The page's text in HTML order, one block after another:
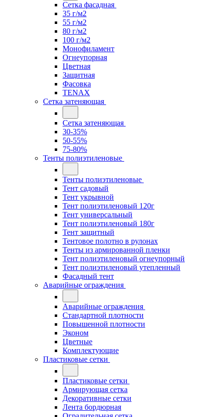
Сетка фасадная
35 г/м2
55 г/м2
80 г/м2
100 г/м2
Монофиламент
Огнеупорная
Цветная
Защитная
Фасовка
TENAX
Сетка затеняющая
Сетка затеняющая
30-35%
50-55%
75-80%
Тенты полиэтиленовые
Тенты полиэтиленовые
Тент садовый
Тент укрывной
Тент полиэтиленовый 120г
Тент универсальный
Тент полиэтиленовый 180г
Тент защитный
Тентовое полотно в рулонах
Тенты из армированной пленки
Тент полиэтиленовый огнеупорный
Тент полиэтиленовый утепленный
Фасадный тент
Аварийные ограждения
Аварийные ограждения
Стандартной плотности
Повышенной плотности
Эконом
Цветные
Комплектующие
Пластиковые сетки
Пластиковые сетки
Армирующая сетка
Декоративные сетки
Лента бордюрная